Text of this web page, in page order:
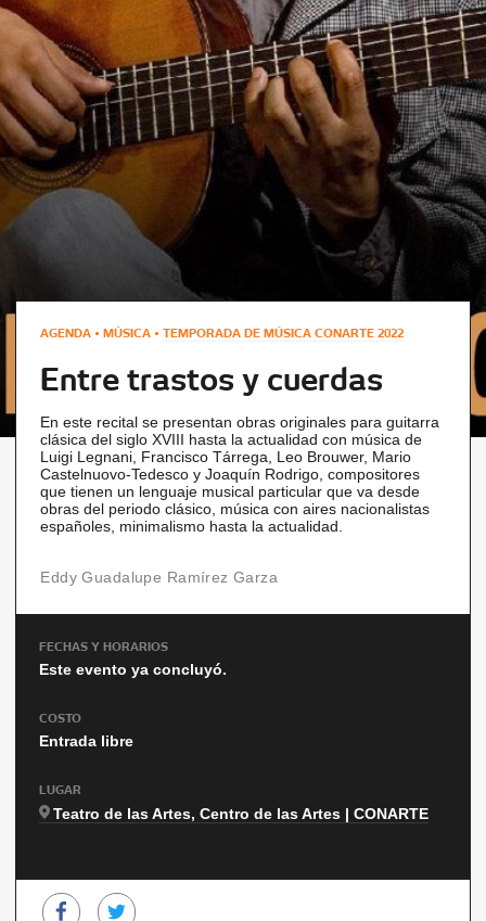
AGENDA • MÚSICA •TEMPORADA DE MÚSICA CONARTE 2022
Entre trastos y cuerdas
En este recital se presentan obras originales para guitarra
clásica del siglo XVIII hasta la actualidad con música de
Luigi Legnani, Francisco Tárrega, Leo Brouwer, Mario
Castelnuovo-Tedesco y Joaquín Rodrigo, compositores
que tienen un lenguaje musical particular que va desde
obras del periodo clásico, música con aires nacionalistas
españoles, minimalismo hasta la actualidad.
Eddy Guadalupe Ramírez Garza
FECHAS Y HORARIOS
Este evento ya concluyó.
COSTO
Entrada libre
LUGAR
Teatro de las Artes, Centro de las Artes | CONARTE